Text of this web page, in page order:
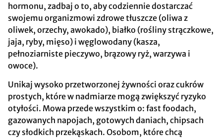
hormonu, zadbaj o to, aby codziennie dostarczać
swojemu organizmowi zdrowe tłuszcze (oliwa z
oliwek, orzechy, awokado), białko (rośliny strączkowe,
jaja, ryby, mięso) i węglowodany (kasza,
pełnoziarniste pieczywo, brązowy ryż, warzywa i
owoce).
Unikaj wysoko przetworzonej żywności oraz cukrów
prostych, które w nadmiarze mogą zwiększyć ryzyko
otyłości. Mowa przede wszystkim o: fast foodach,
gazowanych napojach, gotowych daniach, chipsach
czy słodkich przekąskach. Osobom, które chcą